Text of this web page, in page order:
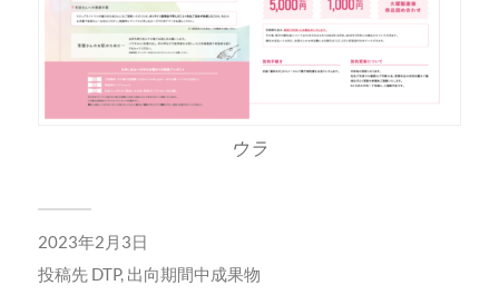
ウラ
2023年2月3日
投稿先 DTP, 出向期間中成果物